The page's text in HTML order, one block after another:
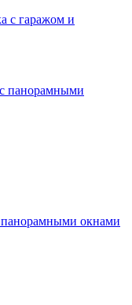
с гаражом и
панорамными
панорамными окнами